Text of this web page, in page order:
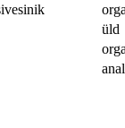
üld